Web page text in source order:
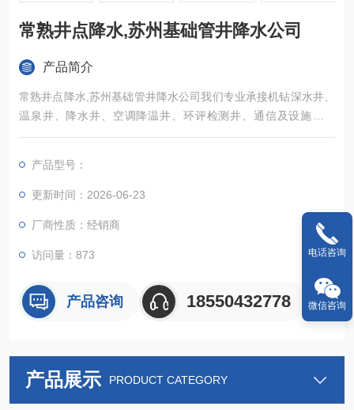
常熟井点降水,苏州基础管井降水公司
产品简介
常熟井点降水,苏州基础管井降水公司我们专业承接机钻深水井、
温泉井、降水井、空调降温井、环评检测井、通信及设施线路
桩、专业从事各项井桩基础及水井开挖工程
产品型号：
更新时间：2026-06-23
厂商性质：经销商
访问量：873
产品咨询 18550432778
产品展示 PRODUCT CATEGORY
电话咨询
微信咨询